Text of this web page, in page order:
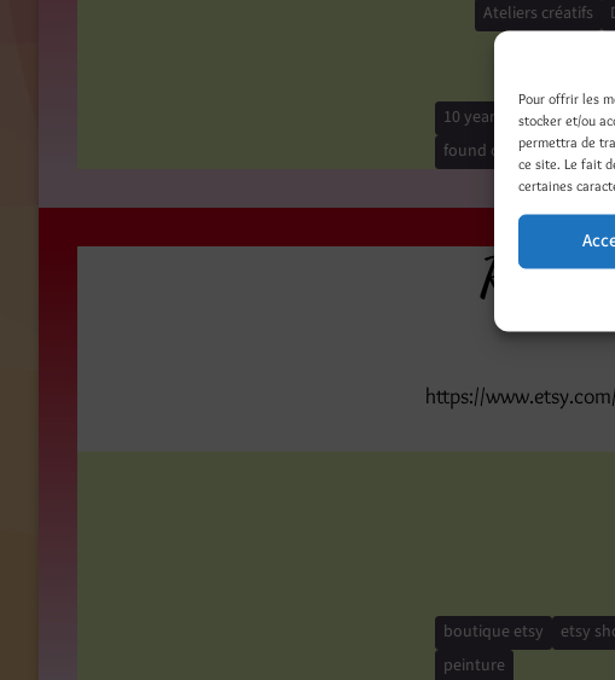
Pour offrir les
stocker et/ou
permettra de
ce site. Le fait
certaines
Ateliers créatifs
10 years and + à
found objects
nature
https://
boutique etsy etsy
peinture